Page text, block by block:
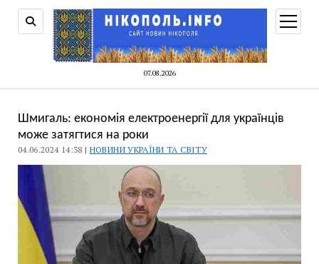
07.08.2026
меню
Шмигаль: економія електроенергії для українців
може затягтися на роки
04.06.2024 14:38 | НОВИНИ УКРАЇНИ ТА СВІТУ